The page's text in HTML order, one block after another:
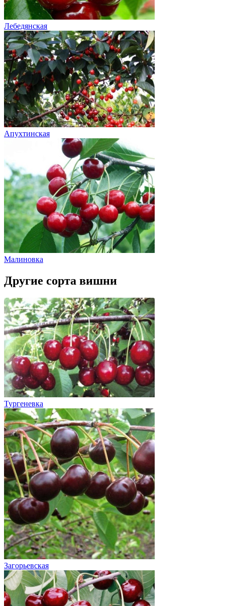
Лебедянская
Апухтинская
Малиновка
Другие сорта вишни
Тургеневка
Загорьевская